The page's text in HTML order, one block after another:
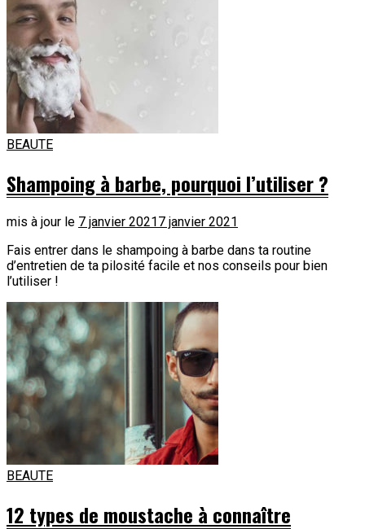
BEAUTE
Shampoing à barbe, pourquoi l’utiliser ?
mis à jour le 7 janvier 20217 janvier 2021
Fais entrer dans le shampoing à barbe dans ta routine
d’entretien de ta pilosité facile et nos conseils pour bien
l’utiliser !
BEAUTE
12 types de moustache à connaître